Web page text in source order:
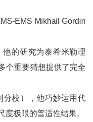
EMS Mikhail Gordin
的研究为泰希米勒理
个重要猜想提供了完全
分校），他巧妙运用代
极限的普适性结果。